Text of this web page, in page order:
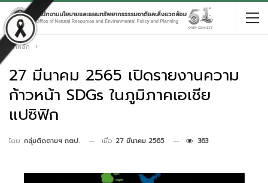
หน้าหลัก
27 มีนาคม 2565 เปิดรายงานความ
ก้าวหน้า SDGs ในภูมิภาคเอเชีย
แปซิฟิก
โดย กลุ่มติดตามฯ กตป. เมื่อ 27 มีนาคม 2565 363